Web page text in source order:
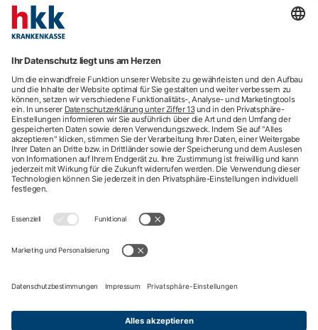
Beratung
E-Rechnung
Newsletter
hkk-Services
Arztsuche
Arzttermin-Service
ICD-Diagnosesuche
Krankenhaussuche
Medizinische Videosprechstunde
Sporttelefon
Impressum
Nutzungsbedingungen
English information Privatsphäre-Einstellungen